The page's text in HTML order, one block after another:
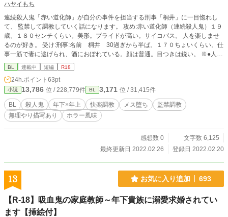
ハヤイもち
連続殺人鬼「赤い道化師」が自分の事件を担当する刑事「桐井」に一目惚れし
て、 監禁して調教していく話になります。 攻め:赤い道化師（連続殺人鬼）１９
歳。１８０センチくらい。美形。プライドが高い。サイコパス。 人を楽しませ
るのが好き。 受け:刑事:名前 桐井 30過ぎから半ば。１７０ちょいくらい。仕
事一筋で妻に逃げられ、酒におぼれている。顔は普通。目つきは鋭い。 ※●人描
写ありますので、苦手な方は閲覧注意になります。 タイトルで嫌な予感した方
はブラウザバック。 ※無理やり描写あります。 ※読了後の苦情などは一切受け
付けません。ご自衛ください。
BL 連載中 短編 R18
24h.ポイント 63pt
小説 13,786 位 / 228,779件 BL 3,171 位 / 31,415件
BL 殺人鬼 年下×年上 快楽調教 メス堕ち
監禁調教
無理やり描写あり
ホラー風味
感想数 0
文字数 6,125
最終更新日 2022.02.26
登録日 2022.02.20
13 お気に入り追加 693
【R-18】吸血鬼の家庭教師～年下貴族に溺愛求婚されてい
ます【挿絵付】